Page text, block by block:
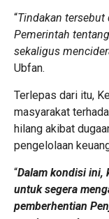
“Tindakan
Pemerintah
sekaligus
Ubfan.
Terlepas dari itu,
masyarakat
hilang akibat
pengelolaan
“Dalam kondisi ini,
untuk segera
pemberhentian